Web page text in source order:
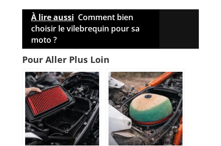
À lire aussi Comment bien
choisir le vilebrequin pour sa
moto ?
Pour Aller Plus Loin